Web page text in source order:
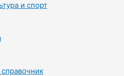
и спорт